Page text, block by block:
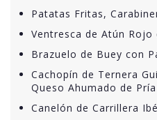
Patatas Fritas,
Ventresca de Atún Rojo
Brazuelo de Buey con
Cachopín de Ternera
Queso Ahumado de Pría
Canelón de Carrillera